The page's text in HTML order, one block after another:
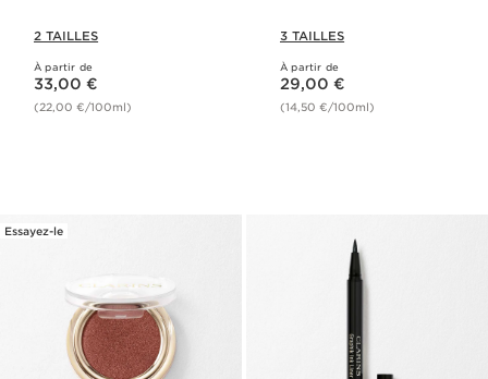
2 TAILLES
À partir de
Nouveau prix 33,00 €
33,00 €
(22,00 €/100ml)
3 TAILLES
À partir de
Nouveau prix 29,00 €
29,00 €
(14,50 €/100ml)
Essayez-le